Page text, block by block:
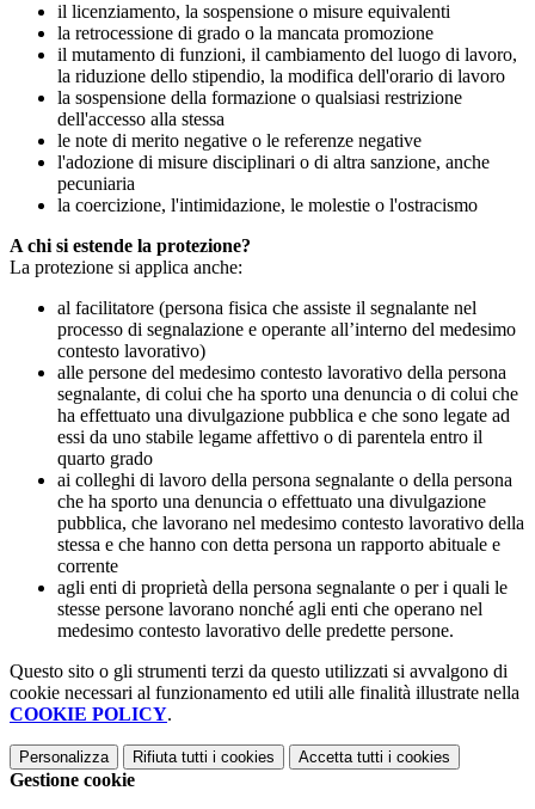
il licenziamento, la sospensione o misure equivalenti
la retrocessione di grado o la mancata promozione
il mutamento di funzioni, il cambiamento del luogo di lavoro,
la riduzione dello stipendio, la modifica dell'orario di lavoro
la sospensione della formazione o qualsiasi restrizione
dell'accesso alla stessa
le note di merito negative o le referenze negative
l'adozione di misure disciplinari o di altra sanzione, anche
pecuniaria
la coercizione, l'intimidazione, le molestie o l'ostracismo
A chi si estende la protezione?
La protezione si applica anche:
al facilitatore (persona fisica che assiste il segnalante nel
processo di segnalazione e operante all’interno del medesimo
contesto lavorativo)
alle persone del medesimo contesto lavorativo della persona
segnalante, di colui che ha sporto una denuncia o di colui che
ha effettuato una divulgazione pubblica e che sono legate ad
essi da uno stabile legame affettivo o di parentela entro il
quarto grado
ai colleghi di lavoro della persona segnalante o della persona
che ha sporto una denuncia o effettuato una divulgazione
pubblica, che lavorano nel medesimo contesto lavorativo della
stessa e che hanno con detta persona un rapporto abituale e
corrente
agli enti di proprietà della persona segnalante o per i quali le
stesse persone lavorano nonché agli enti che operano nel
medesimo contesto lavorativo delle predette persone.
Questo sito o gli strumenti terzi da questo utilizzati si avvalgono di
cookie necessari al funzionamento ed utili alle finalità illustrate nella
COOKIE POLICY.
Personalizza Rifiuta tutti i cookies Accetta tutti i cookies
Gestione cookie